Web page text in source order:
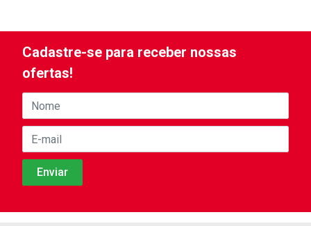
Cadastre-se para receber nossas
ofertas!